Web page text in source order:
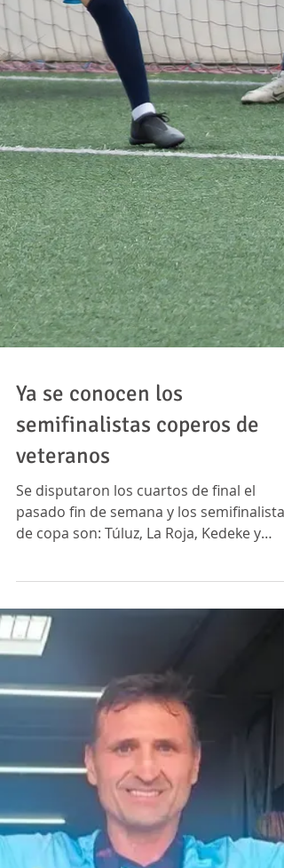
Ya se conocen los
semifinalistas coperos de
veteranos
Se disputaron los cuartos de final el
pasado fin de semana y los semifinalistas
Talleres Cabañas, partidos que se van a
Sur y el Higuerón. FOTOS: Chakón
Fotografía